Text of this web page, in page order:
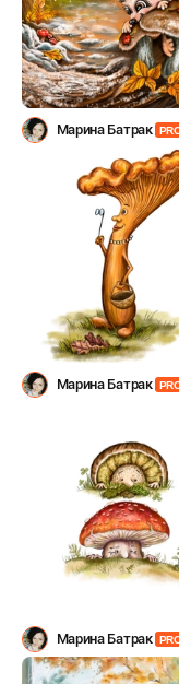
Марина Батрак
Марина Батрак
Марина Батрак